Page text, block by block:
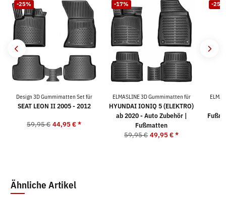
-25%
Design 3D Gummimatten Set für
SEAT LEON II 2005 - 2012
59,95 € 44,95 €*
-17%
ELMASLINE 3D Gummimatten für
HYUNDAI IONIQ 5 (ELEKTRO)
ab 2020 - Auto Zubehör |
Fußmatten
59,95 € 49,95 €*
-25%
Ähnliche Artikel